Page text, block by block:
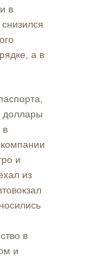
в
а в
доллары
в
и
из
в
и